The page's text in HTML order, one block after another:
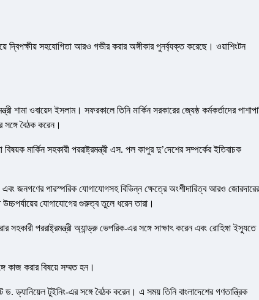
দ্বিপক্ষীয় সহযোগিতা আরও গভীর করার অঙ্গীকার পুনর্ব্যক্ত করেছে। ওয়াশিংটন
শামা ওবায়েদ ইসলাম। সফরকালে তিনি মার্কিন সরকারের জ্যেষ্ঠ কর্মকর্তাদের
সঙ্গে বৈঠক করেন।
মার্কিন সহকারী পররাষ্ট্রমন্ত্রী এস. পল কাপুর দু’দেশের সম্পর্কের ইতিবাচক
এবং জনগণের পারস্পরিক যোগাযোগসহ বিভিন্ন ক্ষেত্রে অংশীদারিত্ব আরও জোরদারের
যোগাযোগের গুরুত্ব তুলে ধরেন তারা।
পররাষ্ট্রমন্ত্রী অ্যান্ড্রু ভেপরিক-এর সঙ্গে সাক্ষাৎ করেন এবং রোহিঙ্গা ইস্যুতে
কাজ করার বিষয়ে সম্মত হন।
টুইনিং-এর সঙ্গে বৈঠক করেন। এ সময় তিনি বাংলাদেশের গণতান্ত্রিক